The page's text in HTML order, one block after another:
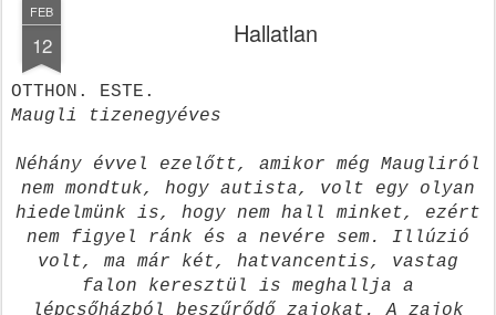
FEB
12 Hallatlan
OTTHON. ESTE.
Maugli tizenegyéves
Néhány évvel ezelőtt, amikor még Maugliról
nem mondtuk, hogy autista, volt egy olyan
hiedelmünk is, hogy nem hall minket, ezért
nem figyel ránk és a nevére sem. Illúzió
volt, ma már két, hatvancentis, vastag
falon keresztül is meghallja a
lépcsőházból beszűrődő zajokat. A zajok